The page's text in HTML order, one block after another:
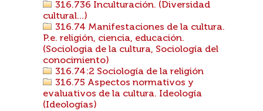
316.736 Inculturación. (Diversidad
cultural...)
316.74 Manifestaciones de la cultura.
P.e. religión, ciencia, educación.
(Sociologia de la cultura, Sociología del
conocimiento)
316.74:2 Sociología de la religión
316.75 Aspectos normativos y
evaluativos de la cultura. Ideología
(Ideologías)